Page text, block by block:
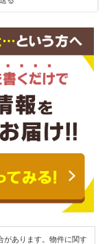
があります。物件に関す